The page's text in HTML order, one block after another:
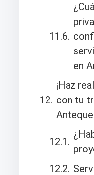
en
¡Haz
con tu